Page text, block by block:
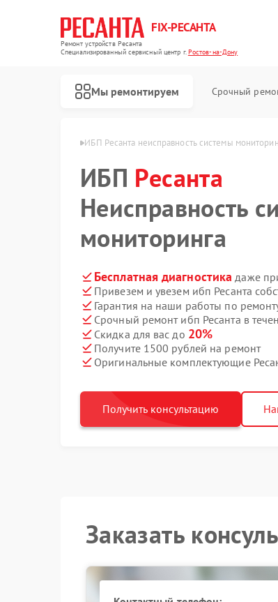
FIX-РЕСАНТА
Ремонт устройств Ресанта
Специализированный cервисный центр г.Ростов-на-Дону
Мы ремонтируем Срочный
в Ростове-на-Дону ИБП Ресанта неисправность системы
ИБП Ресанта
Неисправность
мониторинга
Бесплатная диагностика даже
Привезем и увезем ибп Ресанта
Гарантия на наши работы по
Срочный ремонт ибп Ресанта в
Скидка для вас до 20%
Получите 1500 рублей на ремонт
Оригинальные комплектующие
Получить консультацию
Заказать